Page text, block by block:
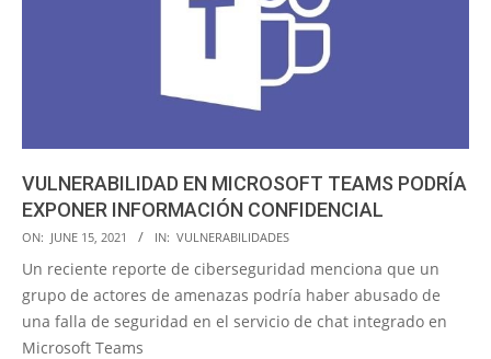
VULNERABILIDAD EN MICROSOFT TEAMS PODRÍA
EXPONER INFORMACIÓN CONFIDENCIAL
2021-
06-
15
ON: JUNE 15, 2021 IN: VULNERABILIDADES
Un reciente reporte de ciberseguridad menciona que un
grupo de actores de amenazas podría haber abusado de
una falla de seguridad en el servicio de chat integrado en
Microsoft Teams